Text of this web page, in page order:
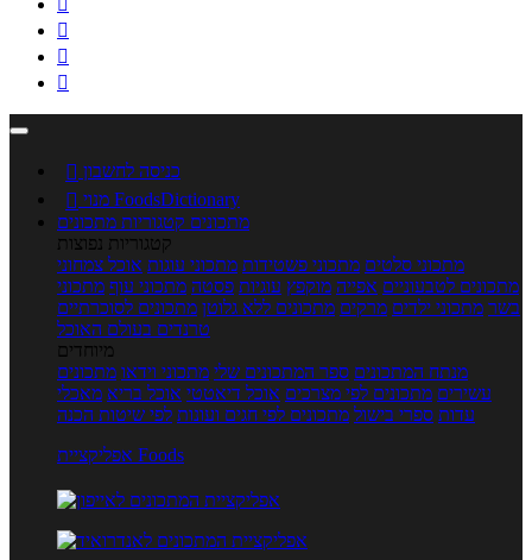




 כניסה לחשבון

מנוי FoodsDictionary
מתכונים קטגוריות מתכונים
קטגוריות נפוצות
מתכוני סלטים מתכוני פשטידות מתכוני עוגות אוכל צמחוני
מתכונים לטבעוניים אפייה מוקפץ עוגיות פסטה מתכוני עוף מתכוני
בשר מתכוני ילדים מרקים מתכונים ללא גלוטן מתכונים לסוכרתיים
טרנדים בעולם האוכל
מיוחדים
מנתח המתכונים ספר המתכונים שלי מתכוני וידאו מתכונים
עשירים מתכונים לפי מצרכים אוכל דיאטטי אוכל בריא מאכלי
עדות ספרי בישול מתכונים לפי חגים ועונות לפי שיטות הכנה
אפליקציית Foods